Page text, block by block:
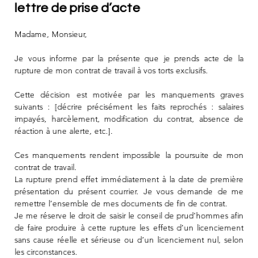
lettre de prise d’acte
Madame, Monsieur,
Je vous informe par la présente que je prends acte de la
rupture de mon contrat de travail à vos torts exclusifs.
Cette décision est motivée par les manquements graves
suivants : [décrire précisément les faits reprochés : salaires
impayés, harcèlement, modification du contrat, absence de
réaction à une alerte, etc.].
Ces manquements rendent impossible la poursuite de mon
contrat de travail.
La rupture prend effet immédiatement à la date de première
présentation du présent courrier. Je vous demande de me
remettre l’ensemble de mes documents de fin de contrat.
Je me réserve le droit de saisir le conseil de prud’hommes afin
de faire produire à cette rupture les effets d’un licenciement
sans cause réelle et sérieuse ou d’un licenciement nul, selon
les circonstances.